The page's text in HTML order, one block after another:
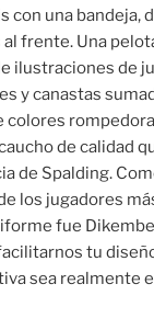
con una bandeja,
al frente. Una
ilustraciones de
y canastas
colores
de calidad
de Spalding.
los jugadores
fue
tu
sea realmente